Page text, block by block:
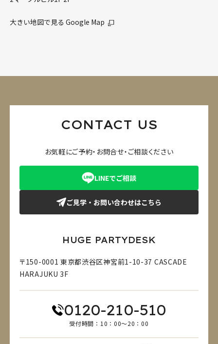
大きい地図で見る Google Map
CONTACT US
お気軽にご予約・お問合せ・ご相談ください
LINEでご相談
ご見学・お問い合わせはこちら
HUGE PARTYDESK
〒150-0001 東京都渋谷区神宮前1-10-37 CASCADE
HARAJUKU 3F
0120-210-510
受付時間：10：00～20：00